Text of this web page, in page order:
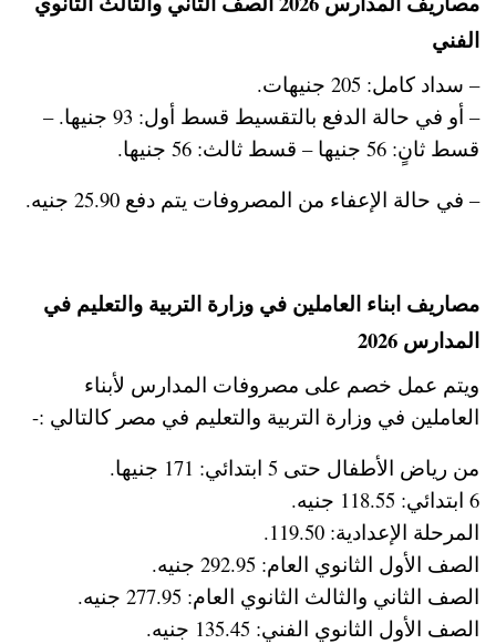
الفني
– سداد كامل: 205 جنيهات.
– أو في حالة الدفع بالتقسيط قسط أول: 93 جنيها. –
قسط ثانٍ: 56 جنيها – قسط ثالث: 56 جنيها.
– في حالة الإعفاء من المصروفات يتم دفع 25.90 جنيه.
مصاريف ابناء العاملين في وزارة التربية والتعليم في
المدارس 2026
ويتم عمل خصم على مصروفات المدارس لأبناء
العاملين في وزارة التربية والتعليم في مصر كالتالي :-
من رياض الأطفال حتى 5 ابتدائي: 171 جنيها.
6 ابتدائي: 118.55 جنيه.
المرحلة الإعدادية: 119.50.
الصف الأول الثانوي العام: 292.95 جنيه.
الصف الثاني والثالث الثانوي العام: 277.95 جنيه.
الصف الأول الثانوي الفني: 135.45 جنيه.